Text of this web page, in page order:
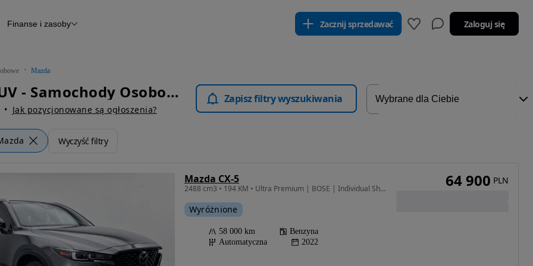
Raport z inspekcji
Otomoto News
Finanse i zasoby Zacznij sprzedawać Zaloguj się
Mazda
Mazda SUV - Samochody Osobowe
Jak pozycjonowane są ogłoszenia?
Zapisz filtry wyszukiwania
Wyczyść filtry
Mazda CX-5
2488 cm3 • 194 KM • Ultra Premium | BOSE | Individual Shadow Grey
Wyróżnione
58 000 km
Benzyna
Automatyczna
2022
64 900 PLN